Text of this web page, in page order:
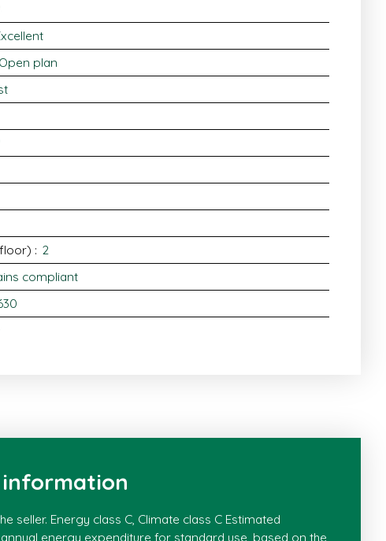
plan
: 2
compliant
seller. Energy class C, Climate class C Estimated
energy expenditure for standard use, based on the